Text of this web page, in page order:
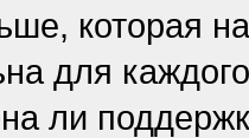
которая
для
ли